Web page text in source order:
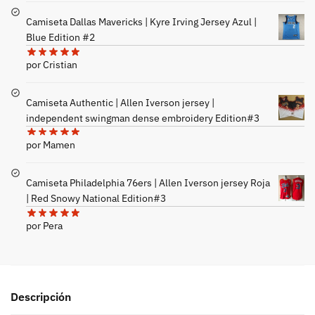
Camiseta Dallas Mavericks | Kyre Irving Jersey Azul |
Blue Edition #2
por Cristian
Camiseta Authentic | Allen Iverson jersey |
independent swingman dense embroidery Edition#3
por Mamen
Camiseta Philadelphia 76ers | Allen Iverson jersey Roja
| Red Snowy National Edition#3
por Pera
Descripción